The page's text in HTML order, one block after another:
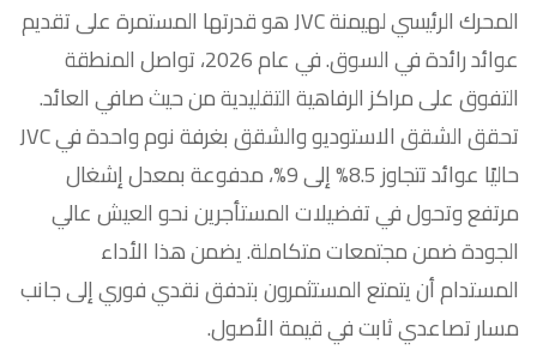
المحرك الرئيسي لهيمنة JVC هو قدرتها المستمرة على تقديم
عوائد رائدة في السوق. في عام 2026، تواصل المنطقة
التفوق على مراكز الرفاهية التقليدية من حيث صافي العائد.
تحقق الشقق الاستوديو والشقق بغرفة نوم واحدة في JVC
حاليًا عوائد تتجاوز 8.5% إلى 9%، مدفوعة بمعدل إشغال
مرتفع وتحول في تفضيلات المستأجرين نحو العيش عالي
الجودة ضمن مجتمعات متكاملة. يضمن هذا الأداء
المستدام أن يتمتع المستثمرون بتدفق نقدي فوري إلى جانب
مسار تصاعدي ثابت في قيمة الأصول.